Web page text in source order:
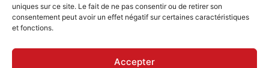
uniques sur ce site. Le fait de ne pas consentir ou de retirer son
consentement peut avoir un effet négatif sur certaines caractéristiques
et fonctions.
Accepter
Gestion des déchets